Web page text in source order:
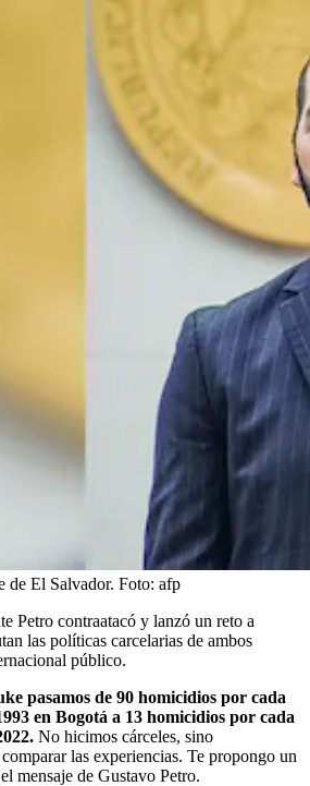
de El Salvador. Foto: afp
Petro contraatacó y lanzó un reto a
las políticas carcelarias de ambos
público.
pasamos de 90 homicidios por cada
en Bogotá a 13 homicidios por cada
No hicimos cárceles, sino
las experiencias. Te propongo un
mensaje de Gustavo Petro.